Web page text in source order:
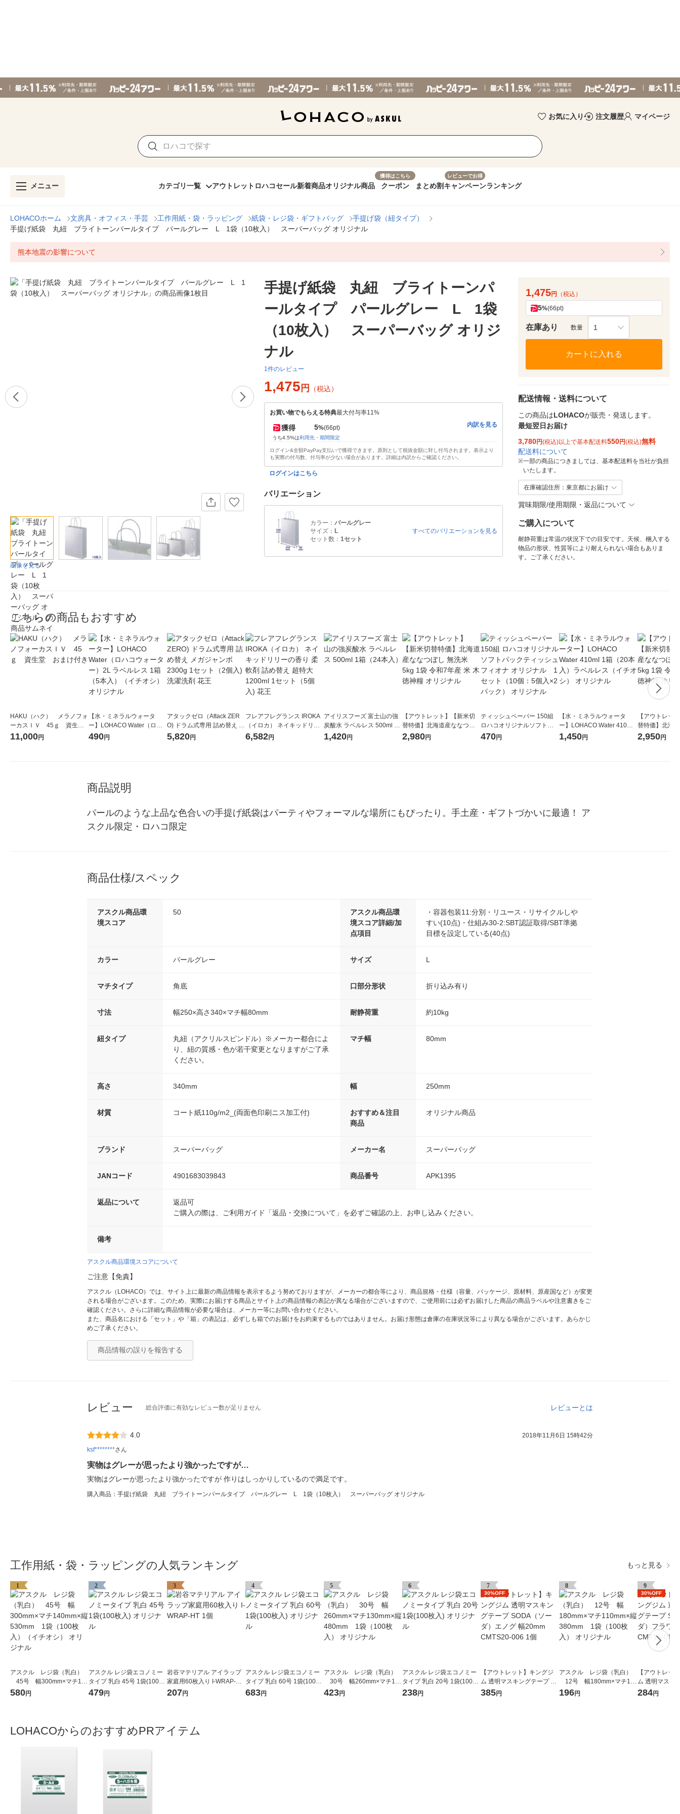
お気に入り 注文履歴 マイページ
メニュー カテゴリ一覧 アウトレット ロハコセール新着商品オリジナル商品
獲得はこちら
クーポン まとめ割
レビューでお得
キャンペーンランキング
LOHACOホーム 文房具・オフィス・手芸 工作用紙・袋・ラッピング 紙袋・レジ袋・ギフトバッグ
手提げ袋（紐タイプ）
手提げ紙袋 丸紐 ブライトーンパールタイプ パールグレー L 1袋（10枚入） スーパーバッグ オリジナル
熊本地震の影響について
画像を見る
手提げ紙袋 丸紐 ブライトーンパ
ールタイプ パールグレー L 1袋
（10枚入） スーパーバッグ オリジ
ナル
1件のレビュー
1,475 円 （税込）
お買い物でもらえる特典最大付与率11%
獲得 5%(66pt)
うち4.5%は利用先・期間限定
内訳を見る
ログイン&全額PayPay支払いで獲得できます。原則として税抜金額に対し付与されます。表示より
も実際の付与数、付与率が少ない場合があります。詳細は内訳からご確認ください。
ログインはこちら
バリエーション
カラー： パールグレー
サイズ： L
セット数： 1セット
すべてのバリエーションを見る
1,475円 （税込）
5%(66pt)
在庫あり 数量 1
カートに入れる
配送情報・送料について
この商品はLOHACOが販売・発送します。
最短翌日お届け
3,780円(税込)以上で基本配送料550円(税込)無料
配送料について
※一部の商品につきましては、基本配送料を当社が負担
いたします。
在庫確認住所：東京都にお届け
賞味期限/使用期限・返品について
ご購入について
耐静荷重は常温の状況下での目安です。天候、梱入する
物品の形状、性質等により耐えられない場合もありま
す。ご了承ください。
こちらの商品もおすすめ
HAKU（ハク） メラノフォ
ーカスＩＶ 45ｇ 資生
堂 おまけ付き
11,000円
【水・ミネラルウォータ
ー】LOHACO Water（ロハ
コウォーター）2L ラベルレ
490円
アタックゼロ（Attack ZER
O) ドラム式専用 詰め替え メ
ガジャンボ 2300g 1セット
5,820円
フレアフレグランス IROKA
（イロカ） ネイキッドリリ
ーの香り 柔軟剤 詰め替え 超
6,582円
アイリスフーズ 富士山の強
炭酸水 ラベルレス 500ml 1
箱（24本入）
1,420円
【アウトレット】【新米切
替特価】北海道産ななつぼ
し 無洗米 5kg 1袋 令和7年産
2,980円
ティッシュペーパー 150組
ロハコオリジナルソフトパ
ックティッシュ フィオナ オ
470円
【水・ミネラルウォータ
ー】LOHACO Water 410ml
1箱（20本入）ラベルレス
1,450円
【アウトレッ
替特価】北海
し 精白米 5kg
2,950円
商品説明
パールのような上品な色合いの手提げ紙袋はパーティやフォーマルな場所にもぴったり。手土産・ギフトづかいに最適！ ア
スクル限定・ロハコ限定
商品仕様/スペック
アスクル商品環
境スコア
50
アスクル商品環
境スコア詳細/加
点項目
・容器包装11:分別・リユース・リサイクルしや
すい(10点)・仕組み30-2:SBT認証取得/SBT準拠
目標を設定している(40点)
カラー パールグレー サイズ L
マチタイプ 角底 口部分形状 折り込み有り
寸法 幅250×高さ340×マチ幅80mm 耐静荷重 約10kg
紐タイプ
丸紐（アクリルスピンドル）※メーカー都合によ
り、紐の質感・色が若干変更となりますがご了承
ください。
マチ幅 80mm
高さ 340mm 幅 250mm
材質 コート紙110g/m2_(両面色印刷ニス加工付)
おすすめ＆注目
商品
オリジナル商品
ブランド スーパーバッグ メーカー名 スーパーバッグ
JANコード 4901683039843 商品番号 APK1395
返品について
返品可
ご購入の際は、ご利用ガイド「返品・交換について」を必ずご確認の上、お申し込みください。
備考
アスクル商品環境スコアについて
ご注意【免責】
アスクル（LOHACO）では、サイト上に最新の商品情報を表示するよう努めておりますが、メーカーの都合等により、商品規格・仕様（容量、パッケージ、原材料、原産国など）が変更
される場合がございます。このため、実際にお届けする商品とサイト上の商品情報の表記が異なる場合がございますので、ご使用前には必ずお届けした商品の商品ラベルや注意書きをご
確認ください。さらに詳細な商品情報が必要な場合は、メーカー等にお問い合わせください。
また、商品名における「セット」や「箱」の表記は、必ずしも箱でのお届けをお約束するものではありません。お届け形態は倉庫の在庫状況等により異なる場合がございます。あらかじ
めご了承ください。
商品情報の誤りを報告する
レビュー 総合評価に有効なレビュー数が足りません レビューとは
4.0
2018年11月6日 15時42分
ksf********さん
実物はグレーが思ったより強かったですが…
実物はグレーが思ったより強かったですが 作りはしっかりしているので満足です。
購入商品：手提げ紙袋 丸紐 ブライトーンパールタイプ パールグレー L 1袋（10枚入） スーパーバッグ オリジナル
工作用紙・袋・ラッピングの人気ランキング もっと見る
1
アスクル レジ袋（乳白）
45号 幅300mm×マチ140
mm×縦530mm 1袋（100
580円
2
アスクル レジ袋エコノミー
タイプ 乳白 45号 1袋(100枚
入) オリジナル
479円
3
岩谷マテリアル アイラップ
家庭用60枚入り I-WRAP-HT
1個
207円
4
アスクル レジ袋エコノミー
タイプ 乳白 60号 1袋(100枚
入) オリジナル
683円
5
アスクル レジ袋（乳白）
30号 幅260mm×マチ130
mm×縦480mm 1袋（100
423円
6
アスクル レジ袋エコノミー
タイプ 乳白 20号 1袋(100枚
入) オリジナル
238円
7
30%OFF
【アウトレット】キングジ
ム 透明マスキングテープ SO
DA（ソーダ）エノグ 幅20m
385円
8
アスクル レジ袋（乳白）
12号 幅180mm×マチ110
mm×縦380mm 1袋（100
196円
9
30%OFF
【アウトレッ
ム 透明マスキ
DA（ソーダ）
284円
LOHACOからのおすすめPRアイテム